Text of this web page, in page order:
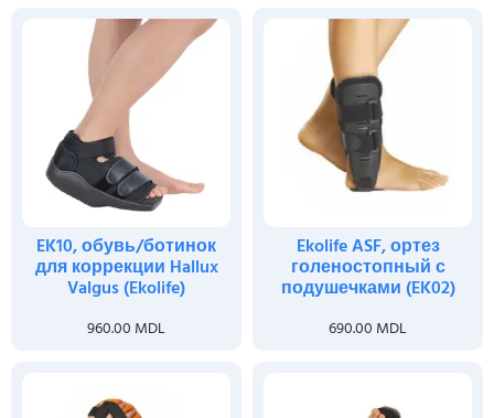
EK10, обувь/ботинок
для коррекции Hallux
Valgus (Ekolife)
960.00 MDL
Ekolife ASF, ортез
голеностопный с
подушечками (EK02)
690.00 MDL